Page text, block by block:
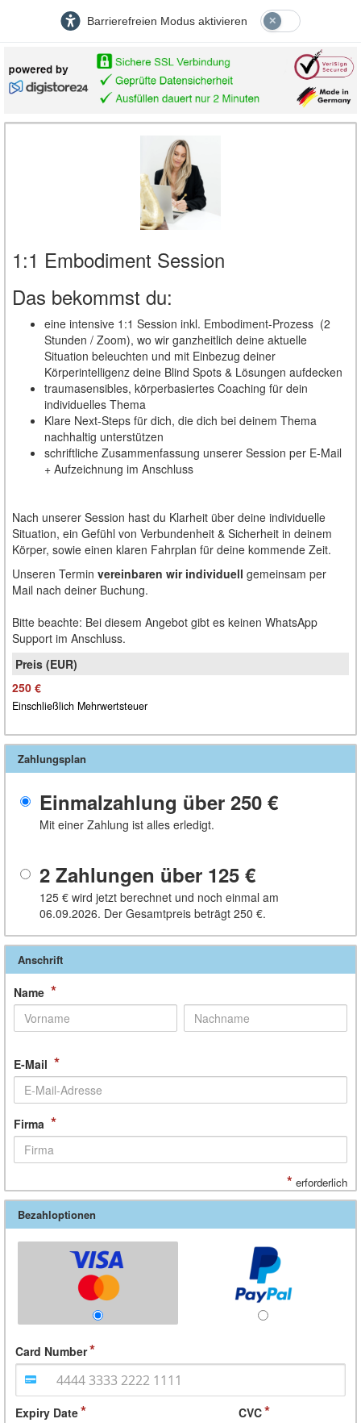
Barrierefreien Modus aktivieren
1:1 Embodiment Session
Das bekommst du:
eine intensive 1:1 Session inkl. Embodiment-Prozess (2
Stunden / Zoom), wo wir ganzheitlich deine aktuelle
Situation beleuchten und mit Einbezug deiner
Körperintelligenz deine Blind Spots & Lösungen aufdecken
traumasensibles, körperbasiertes Coaching für dein
individuelles Thema
Klare Next-Steps für dich, die dich bei deinem Thema
nachhaltig unterstützen
schriftliche Zusammenfassung unserer Session per E-Mail
+ Aufzeichnung im Anschluss
Nach unserer Session hast du Klarheit über deine individuelle
Situation, ein Gefühl von Verbundenheit & Sicherheit in deinem
Körper, sowie einen klaren Fahrplan für deine kommende Zeit.
Unseren Termin vereinbaren wir individuell gemeinsam per
Mail nach deiner Buchung.
Bitte beachte: Bei diesem Angebot gibt es keinen WhatsApp
Support im Anschluss.
250 €
Einschließlich Mehrwertsteuer
Zahlungsplan
Einmalzahlung über 250 €
Mit einer Zahlung ist alles erledigt.
2 Zahlungen über 125 €
125 € wird jetzt berechnet und noch einmal am
06.09.2026. Der Gesamtpreis beträgt 250 €.
Anschrift
Name *
E-Mail *
Firma *
* erforderlich
Bezahloptionen
Card Number
Expiry Date CVC